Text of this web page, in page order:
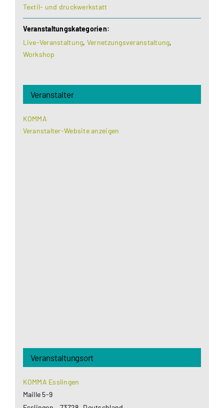
Textil- und druckwerkstatt
Veranstaltungskategorien:
Live-Veranstaltung, Vernetzungsveranstaltung,
Workshop
Veranstalter
KOMMA
Veranstalter-Website anzeigen
Veranstaltungsort
KOMMA Esslingen
Maille 5-9